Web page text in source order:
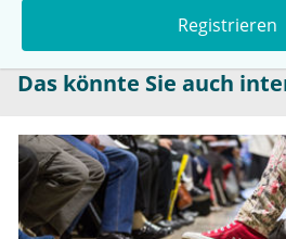
Registrieren
Das könnte Sie auch